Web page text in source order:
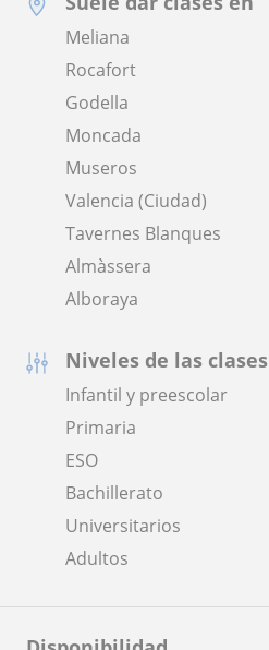
Meliana
Rocafort
Godella
Moncada
Museros
Valencia (Ciudad)
Tavernes Blanques
Almàssera
Alboraya
Niveles de las clases
Infantil y preescolar
Primaria
ESO
Bachillerato
Universitarios
Adultos